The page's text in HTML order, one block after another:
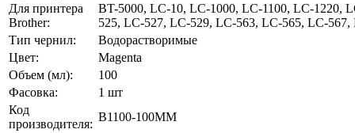
Для принтера
Brother:
BT-5000, LC-10, LC-1000, LC-1100, LC-1220,
525, LC-527, LC-529, LC-563, LC-565, LC-
Тип чернил:
Водорастворимые
Цвет:
Magenta
Объем (мл):
100
Фасовка:
1 шт
Код
производителя:
B1100-100MM